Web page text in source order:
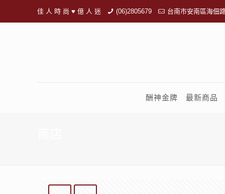
佳 人 時 尚 ♥ 億 人 迷 (06)2805679 台南市安南區海佃
酬神金牌 最新商品